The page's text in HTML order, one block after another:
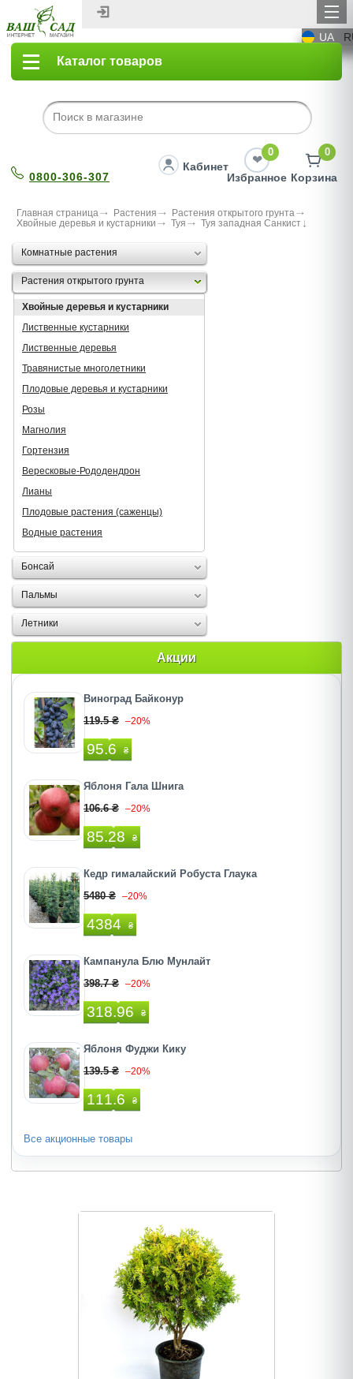
UA
Каталог товаров
0800-306-307
Кабинет
0
Избранное
0
Корзина
Главная страница Растения
Растения открытого грунта
Хвойные деревья и кустарники
Туя Туя западная Санкист
Комнатные растения
Растения открытого грунта
Хвойные деревья и кустарники
Лиственные кустарники
Лиственные деревья
Травянистые многолетники
Плодовые деревья и кустарники
Розы
Магнолия
Гортензия
Вересковые-Рододендрон
Лианы
Плодовые растения (саженцы)
Водные растения
Бонсай
Пальмы
Летники
Акции
Виноград Байконур
119.5 ₴ –20%
95.6 ₴
Яблоня Гала Шнига
106.6 ₴ –20%
85.28 ₴
Кедр гималайский Робуста Глаука
5480 ₴ –20%
4384 ₴
Кампанула Блю Мунлайт
398.7 ₴ –20%
318.96 ₴
Яблоня Фуджи Кику
139.5 ₴ –20%
111.6 ₴
Все акционные товары